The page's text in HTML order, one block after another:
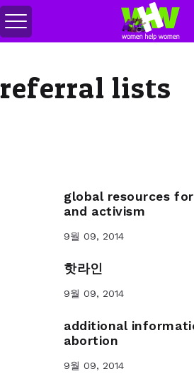
메
뉴
referral lists
global resources
and activism
9월 09, 2014
핫라인
9월 09, 2014
additional
abortion
9월 09, 2014